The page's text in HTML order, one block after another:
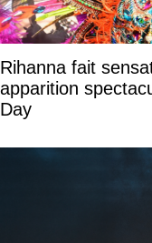
Rihanna fait
apparition
Day